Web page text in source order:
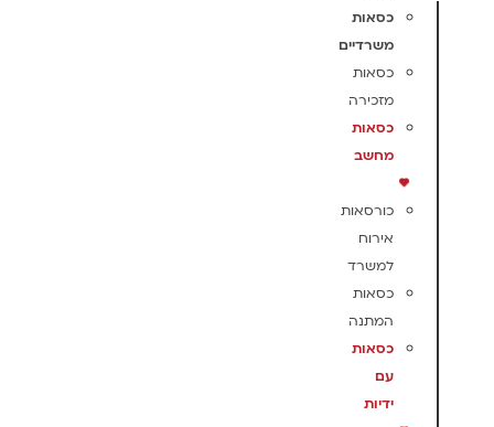
כסאות
משרדיים
כסאות
מזכירה
כסאות
מחשב
כורסאות
אירוח
למשרד
כסאות
המתנה
כסאות
עם
ידיות